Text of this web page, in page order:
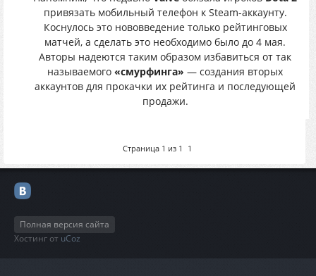
привязать мобильный телефон к Steam-аккаунту.
Коснулось это нововведение только рейтинговых
матчей, а сделать это необходимо было до 4 мая.
Авторы надеются таким образом избавиться от так
называемого «смурфинга» — создания вторых
аккаунтов для прокачки их рейтинга и последующей
продажи.
Страница 1 из 1 1
Полная версия сайта
Хостинг от uCoz